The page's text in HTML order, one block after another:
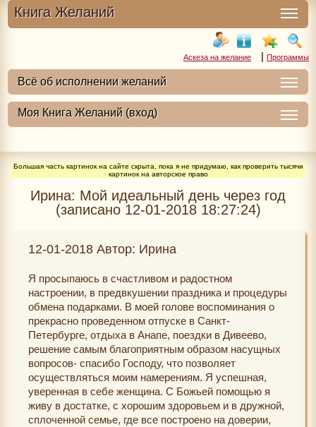
Книга Желаний
Аскеза на желание | Программы
Большая часть картинок на сайте скрыта, пока я не придумаю, как проверить тысячи
картинок на авторское право
Ирина: Мой идеальный день через год
(записано 12-01-2018 18:27:24)
12-01-2018 Автор: Ирина
Я просыпаюсь в счастливом и радостном
настроении, в предвкушении праздника и процедуры
обмена подарками. В моей голове воспоминания о
прекрасно проведенном отпуске в Санкт-
Петербурге, отдыха в Анапе, поездки в Дивеево,
решение самым благоприятным образом насущных
вопросов- спасибо Господу, что позволяет
осуществляться моим намерениям. Я успешная,
уверенная в себе женщина. С Божьей помощью я
живу в достатке, с хорошим здоровьем и в дружной,
сплоченной семье, где все построено на доверии,